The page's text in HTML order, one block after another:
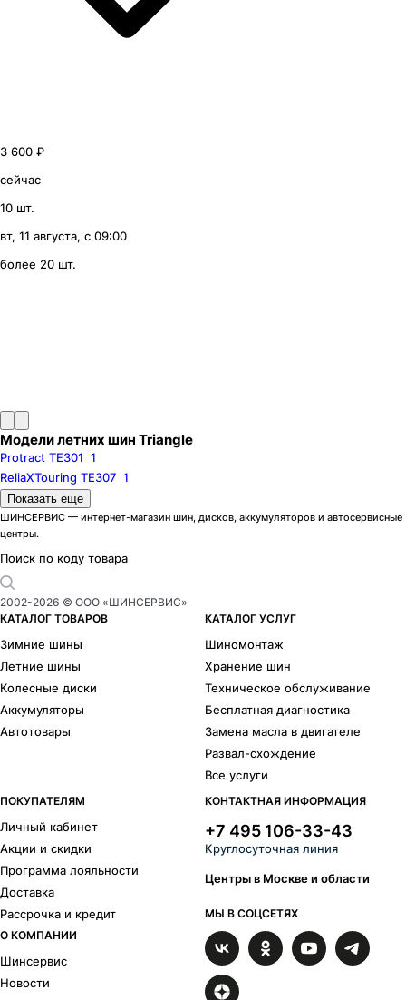
3 600 ₽
сейчас
10 шт.
вт, 11 августа, с 09:00
более 20 шт.
Модели летних шин Triangle
Protract TE301 1
ReliaXTouring TE307 1
Шиноразмеры
R13 R15
R16
R16C
R19
Бренды
Ikon
Formula
Cordiant
Hankook
Continental
Yokohama
Bars
Compasal
Delinte
Laufenn
Nokian Tyres
Viatti
Типоразмеры
R14
165/65 R14
185/65 R14
Показать еще
ШИНСЕРВИС — интернет-магазин шин, дисков, аккумуляторов и автосервисные
центры.
Поиск по коду товара
2002-2026 © ООО «ШИНСЕРВИС»
КАТАЛОГ ТОВАРОВ
Зимние шины
Летние шины
Колесные диски
Аккумуляторы
Автотовары
КАТАЛОГ УСЛУГ
Шиномонтаж
Хранение шин
Техническое обслуживание
Бесплатная диагностика
Замена масла в двигателе
Развал-схождение
Все услуги
ПОКУПАТЕЛЯМ
Личный кабинет
Акции и скидки
Программа лояльности
Доставка
Рассрочка и кредит
О КОМПАНИИ
Шинсервис
Новости
КОНТАКТНАЯ ИНФОРМАЦИЯ
+7 495 106-33-43
Круглосуточная линия
Центры в Москве и области
МЫ В СОЦСЕТЯХ